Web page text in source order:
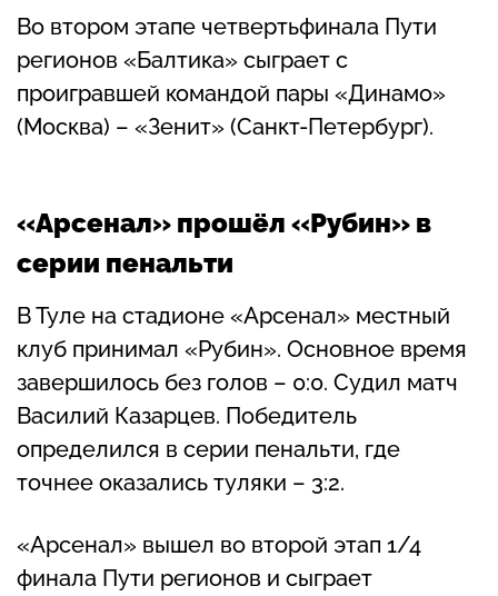
Во втором этапе четвертьфинала Пути
регионов «Балтика» сыграет с
проигравшей командой пары «Динамо»
(Москва) – «Зенит» (Санкт-Петербург).
«Арсенал» прошёл «Рубин» в
серии пенальти
В Туле на стадионе «Арсенал» местный
клуб принимал «Рубин». Основное время
завершилось без голов – 0:0. Судил матч
Василий Казарцев. Победитель
определился в серии пенальти, где
точнее оказались туляки – 3:2.
«Арсенал» вышел во второй этап 1/4
финала Пути регионов и сыграет